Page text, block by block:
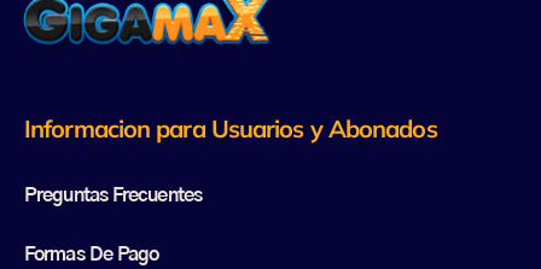
Informacion para Usuarios y Abonados
Preguntas Frecuentes
Formas De Pago